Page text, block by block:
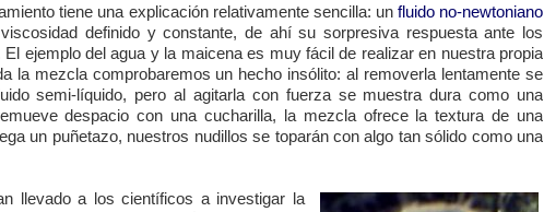
tiene una explicación relativamente sencilla: un fluido no-newtoniano
definido y constante, de ahí su sorpresiva respuesta ante los
ejemplo del agua y la maicena es muy fácil de realizar en nuestra propia
la mezcla comprobaremos un hecho insólito: al removerla lentamente se
semi-líquido, pero al agitarla con fuerza se muestra dura como una
despacio con una cucharilla, la mezcla ofrece la textura de una
un puñetazo, nuestros nudillos se toparán con algo tan sólido como una
llevado a los científicos a investigar la